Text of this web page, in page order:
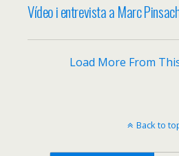
Vídeo i entrevista a Marc
Load More From
Back to